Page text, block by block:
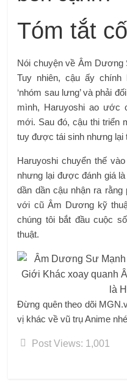
Tóm tắt
Nói chuyện về Âm Dương
Tuy nhiên, cậu ấy
‘nhóm sau lưng’ và phải
mình, Haruyoshi ao ước
mới. Sau đó, cậu thi triển
tuy được tái sinh nhưng lại
Haruyoshi chuyển thế
nhưng lại được đánh giá
dần dần cậu nhận ra
với cũ Âm Dương kỹ
chúng tôi bắt đầu cuộc
thuật.
Đừng quên theo dõi
vị khác về vũ trụ Anime
Post Views: 1,001